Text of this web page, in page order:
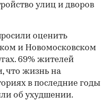
улиц и дворов
оценить
и Новомосковском
69% жителей
что жизнь на
в последние годы
об ухудшении.